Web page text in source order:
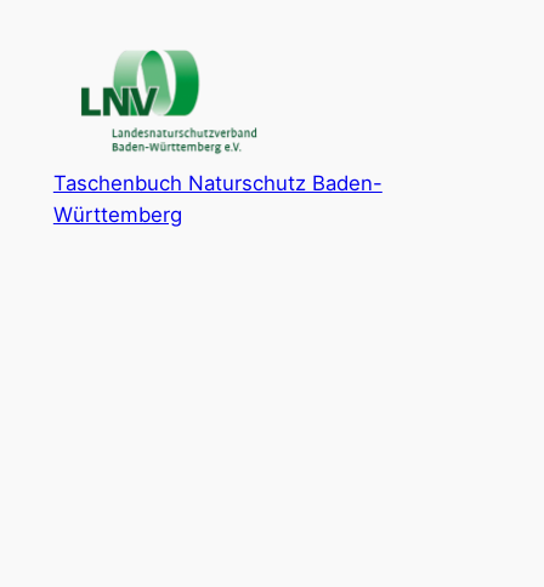
springen
Taschenbuch Naturschutz Baden-
Württemberg